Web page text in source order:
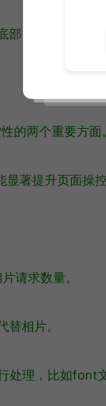
部，防止阻塞页
的两个重要方面
著提升页面操
请求数量。
相片。
处理，比如font